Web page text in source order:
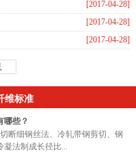
[2017-04-28]
[2017-04-28]
[2017-04-28]
维标准
哪些？
断细钢丝法、冷轧带钢剪切、钢
凝法制成长径比...